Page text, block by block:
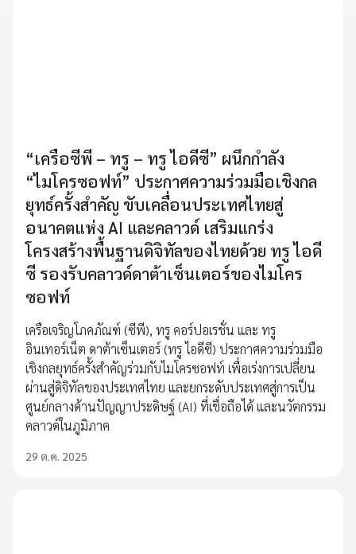
“เครือซีพี – ทรู – ทรู ไอดีซี” ผนึกกำลัง
“ไมโครซอฟท์” ประกาศความร่วมมือเชิงกล
ยุทธ์ครั้งสำคัญ ขับเคลื่อนประเทศไทยสู่
อนาคตแห่ง AI และคลาวด์ เสริมแกร่ง
โครงสร้างพื้นฐานดิจิทัลของไทยด้วย ทรู ไอดี
ซี รองรับคลาวด์ดาต้าเซ็นเตอร์ของไมโคร
ซอฟท์
เครือเจริญโภคภัณฑ์ (ซีพี), ทรู คอร์ปอเรชั่น และ ทรู
อินเทอร์เน็ต ดาต้าเซ็นเตอร์ (ทรู ไอดีซี) ประกาศความร่วมมือ
เชิงกลยุทธ์ครั้งสำคัญร่วมกับไมโครซอฟท์ เพื่อเร่งการเปลี่ยน
ผ่านสู่ดิจิทัลของประเทศไทย และยกระดับประเทศสู่การเป็น
ศูนย์กลางด้านปัญญาประดิษฐ์ (AI) ที่เชื่อถือได้ และนวัตกรรม
คลาวด์ในภูมิภาค
29 ต.ค. 2025